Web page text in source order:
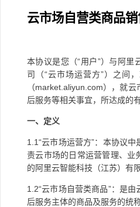
云市场自营类商品
本协议是您（“用户”）与阿里
司（“云市场运营方”）之间
（market.aliyun.com），就云
后服务等相关事宜，所达成的
一、定义
1.1“云市场运营方”：本协议中
责云市场的日常运营管理、业
的阿里云智能科技（江苏）有限
1.2“云市场自营类商品”：是由
后服务主体的商品及服务的统称